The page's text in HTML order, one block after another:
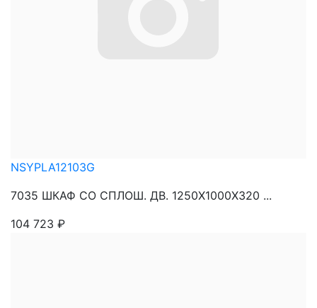
NSYPLA12103G
7035 ШКАФ СО СПЛОШ. ДВ. 1250Х1000Х320 ...
104 723 ₽